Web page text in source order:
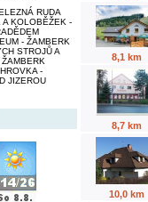
RUDA
A KOLOBĚŽEK -
- ŽAMBERK
STROJŮ A
-
JIZEROU
8,1 km
8,7 km
10,0 km